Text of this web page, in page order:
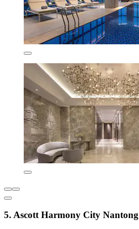
5. Ascott Harmony City Nantong